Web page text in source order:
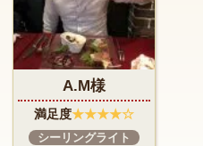
I.N様
満足度★★★★★
インターホン交換